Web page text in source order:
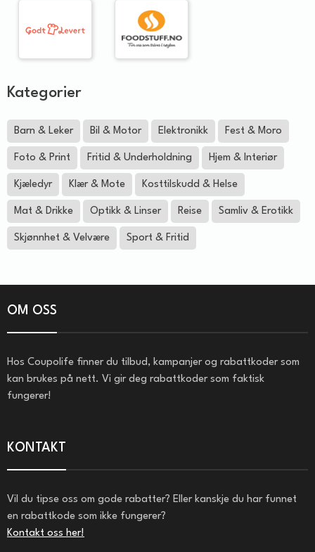
Kategorier
Barn & Leker Bil & Motor Elektronikk Fest & Moro
Foto & Print Fritid & Underholdning Hjem & Interiør
Kjæledyr Klær & Mote Kosttilskudd & Helse
Mat & Drikke Optikk & Linser Reise Samliv & Erotikk
Skjønnhet & Velvære Sport & Fritid
OM OSS
Hos Coupolife finner du tilbud, kampanjer og rabattkoder som
kan brukes på nett. Vi gir deg rabattkoder som faktisk
fungerer!
KONTAKT
Vil du tipse oss om gode rabatter? Eller kanskje du har funnet
en rabattkode som ikke fungerer?
Kontakt oss her!